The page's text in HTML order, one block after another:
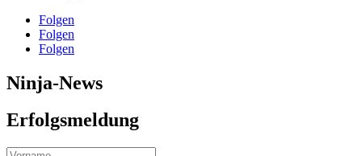
Folgen
Folgen
Folgen
Ninja-News
Erfolgsmeldung